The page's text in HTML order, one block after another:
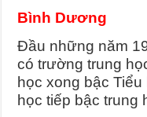
Bình Dương
Đầu những năm
có trường trung
học xong bậc
học tiếp bậc trung